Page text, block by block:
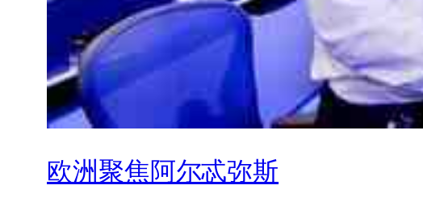
欧洲聚焦阿尔忒弥斯